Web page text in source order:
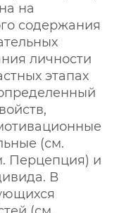
на
содержания
личности
этапах
(см.
Перцепция) и
В